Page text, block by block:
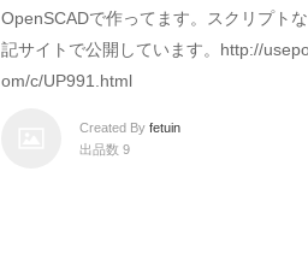
OpenSCADで作ってます。スクリプト
記サイトで公開しています。http://
om/c/UP991.html
Created By fetuin
出品数 9